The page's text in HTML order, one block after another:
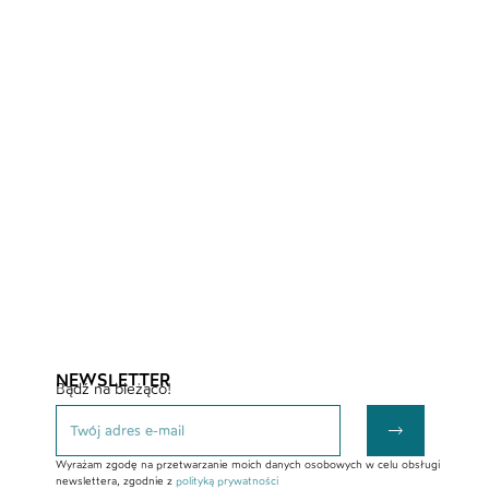
NEWSLETTER
Bądź na bieżąco!
Wyrażam zgodę na przetwarzanie moich danych osobowych w celu obsługi
newslettera, zgodnie z polityką prywatności